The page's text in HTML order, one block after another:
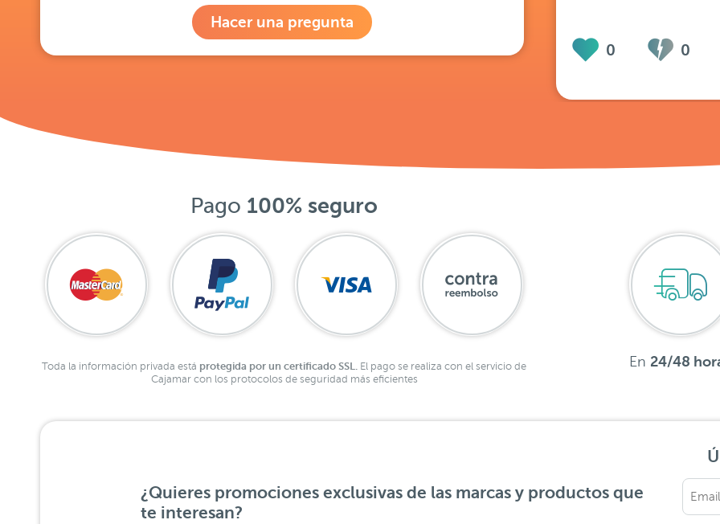
Hacer una pregunta
0 0
Pago 100% seguro
Toda la información privada está protegida por un certificado SSL.
El pago se realiza con el servicio de
Cajamar con los protocolos de seguridad más eficientes
En 24/48
¿Quieres promociones exclusivas de las marcas y productos que
te interesan?